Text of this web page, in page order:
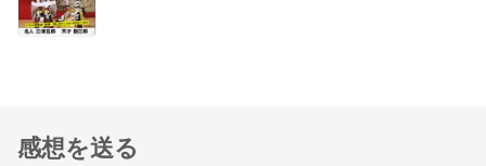
感想を送る